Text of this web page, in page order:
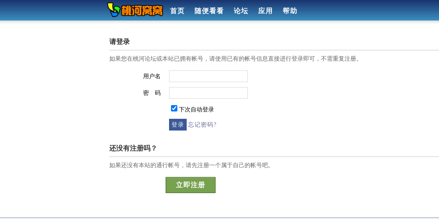
首页 随便看看 论坛 应用 帮助
请登录
如果您在桃河论坛或本站已拥有帐号，请使用已有的帐号信息直接进行登录即可，不需重复注册。
用户名
密 码
下次自动登录
忘记密码?
还没有注册吗？
如果还没有本站的通行帐号，请先注册一个属于自己的帐号吧。
立即注册